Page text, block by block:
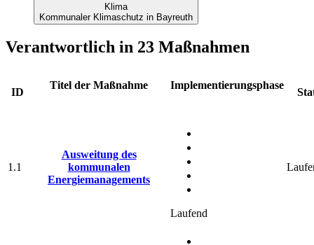
Klima
Kommunaler Klimaschutz in Bayreuth
Verantwortlich in 23 Maßnahmen
ID
Titel der Maßnahme Implementierungsphase
1.1
Ausweitung des
kommunalen
Energiemanagements
Laufend